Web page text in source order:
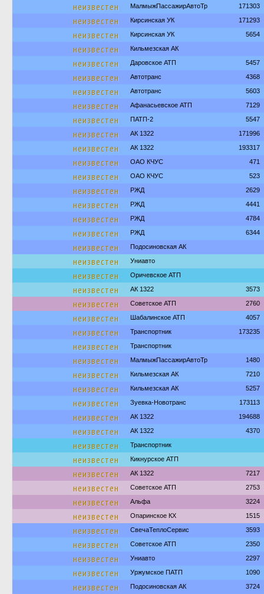
неизвестен МалмыжПассажирАвтоТр 171303
неизвестен Кирсинская УК 171293
неизвестен Кирсинская УК 5654
неизвестен Кильмезская АК
неизвестен Даровское АТП 5457
неизвестен Автотранс 4368
неизвестен Автотранс 5603
неизвестен Афанасьевское АТП 7129
неизвестен ПАТП-2 5547
неизвестен АК 1322 171996
неизвестен АК 1322 193317
неизвестен ОАО КЧУС 471
неизвестен ОАО КЧУС 523
неизвестен РЖД 2629
неизвестен РЖД 4441
неизвестен РЖД 4784
неизвестен РЖД 6344
неизвестен Подосиновская АК
неизвестен Униавто
неизвестен Оричевское АТП
неизвестен АК 1322 3573
неизвестен Советское АТП 2760
неизвестен Шабалинское АТП 4057
неизвестен Транспортник 173235
неизвестен Транспортник
неизвестен МалмыжПассажирАвтоТр 1480
неизвестен Кильмезская АК 7210
неизвестен Кильмезская АК 5257
неизвестен Зуевка-Новотранс 173113
неизвестен АК 1322 194688
неизвестен АК 1322 4370
неизвестен Транспортник
неизвестен Кикнурское АТП
неизвестен АК 1322 7217
неизвестен Советское АТП 2753
неизвестен Альфа 3224
неизвестен Опаринское КХ 1515
неизвестен СвечаТеплоСервис 3593
неизвестен Советское АТП 2350
неизвестен Униавто 2297
неизвестен Уржумское ПАТП 1090
неизвестен Подосиновская АК 3724